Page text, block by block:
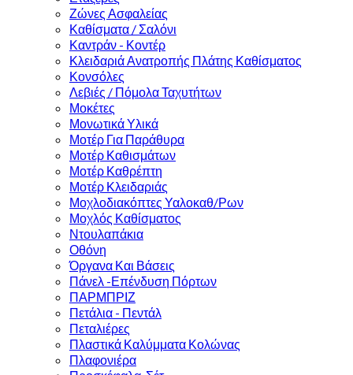
Ζώνες Ασφαλείας
Καθίσματα / Σαλόνι
Καντράν - Κοντέρ
Κλειδαριά Ανατροπής Πλάτης Καθίσματος
Κονσόλες
Λεβιές / Πόμολα Ταχυτήτων
Μοκέτες
Μονωτικά Υλικά
Μοτέρ Για Παράθυρα
Μοτέρ Καθισμάτων
Μοτέρ Καθρέπτη
Μοτέρ Κλειδαριάς
Μοχλοδιακόπτες Υαλοκαθ/Ρων
Μοχλός Καθίσματος
Ντουλαπάκια
Οθόνη
Όργανα Και Βάσεις
Πάνελ -Επένδυση Πόρτων
ΠΑΡΜΠΡΙΖ
Πετάλια - Πεντάλ
Πεταλιέρες
Πλαστικά Καλύμματα Κολώνας
Πλαφονιέρα